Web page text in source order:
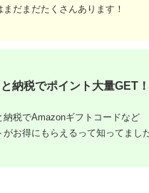
るさと納
まだまだたくさんあります！
納税でポイント大量GET！
納税でAmazonギフトコードなど
がお得にもらえるって知ってまし